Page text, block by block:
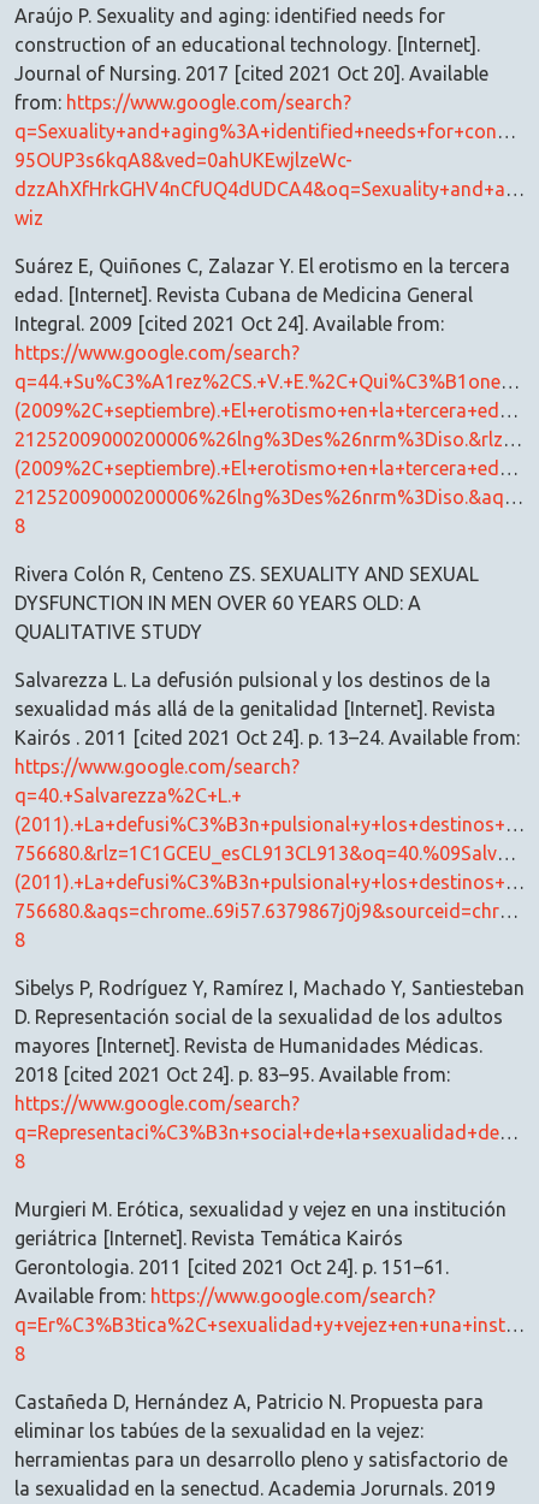
Araújo P. Sexuality and aging: identified needs for
construction of an educational technology. [Internet].
Journal of Nursing. 2017 [cited 2021 Oct 20]. Available
from: https://www.google.com/search?
95OUP3s6kqA8&ved=0ahUKEwjlzeWc-
wiz
Suárez E, Quiñones C, Zalazar Y. El erotismo en la tercera
edad. [Internet]. Revista Cubana de Medicina General
Integral. 2009 [cited 2021 Oct 24]. Available from:
https://www.google.com/search?
8
Rivera Colón R, Centeno ZS. SEXUALITY AND SEXUAL
DYSFUNCTION IN MEN OVER 60 YEARS OLD: A
QUALITATIVE STUDY
Salvarezza L. La defusión pulsional y los destinos de la
sexualidad más allá de la genitalidad [Internet]. Revista
Kairós . 2011 [cited 2021 Oct 24]. p. 13–24. Available from:
https://www.google.com/search?
q=40.+Salvarezza%2C+L.+
8
Sibelys P, Rodríguez Y, Ramírez I, Machado Y, Santiesteban
D. Representación social de la sexualidad de los adultos
mayores [Internet]. Revista de Humanidades Médicas.
2018 [cited 2021 Oct 24]. p. 83–95. Available from:
https://www.google.com/search?
8
Murgieri M. Erótica, sexualidad y vejez en una institución
geriátrica [Internet]. Revista Temática Kairós
Gerontologia. 2011 [cited 2021 Oct 24]. p. 151–61.
Available from: https://www.google.com/search?
8
Castañeda D, Hernández A, Patricio N. Propuesta para
eliminar los tabúes de la sexualidad en la vejez:
herramientas para un desarrollo pleno y satisfactorio de
la sexualidad en la senectud. Academia Jorurnals. 2019